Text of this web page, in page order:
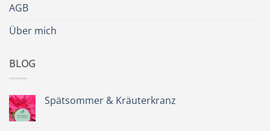
AGB
Über mich
BLOG
Spätsommer & Kräuterkranz